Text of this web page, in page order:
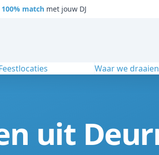
100% matchmet jouw DJ
Waar we draaien
uit